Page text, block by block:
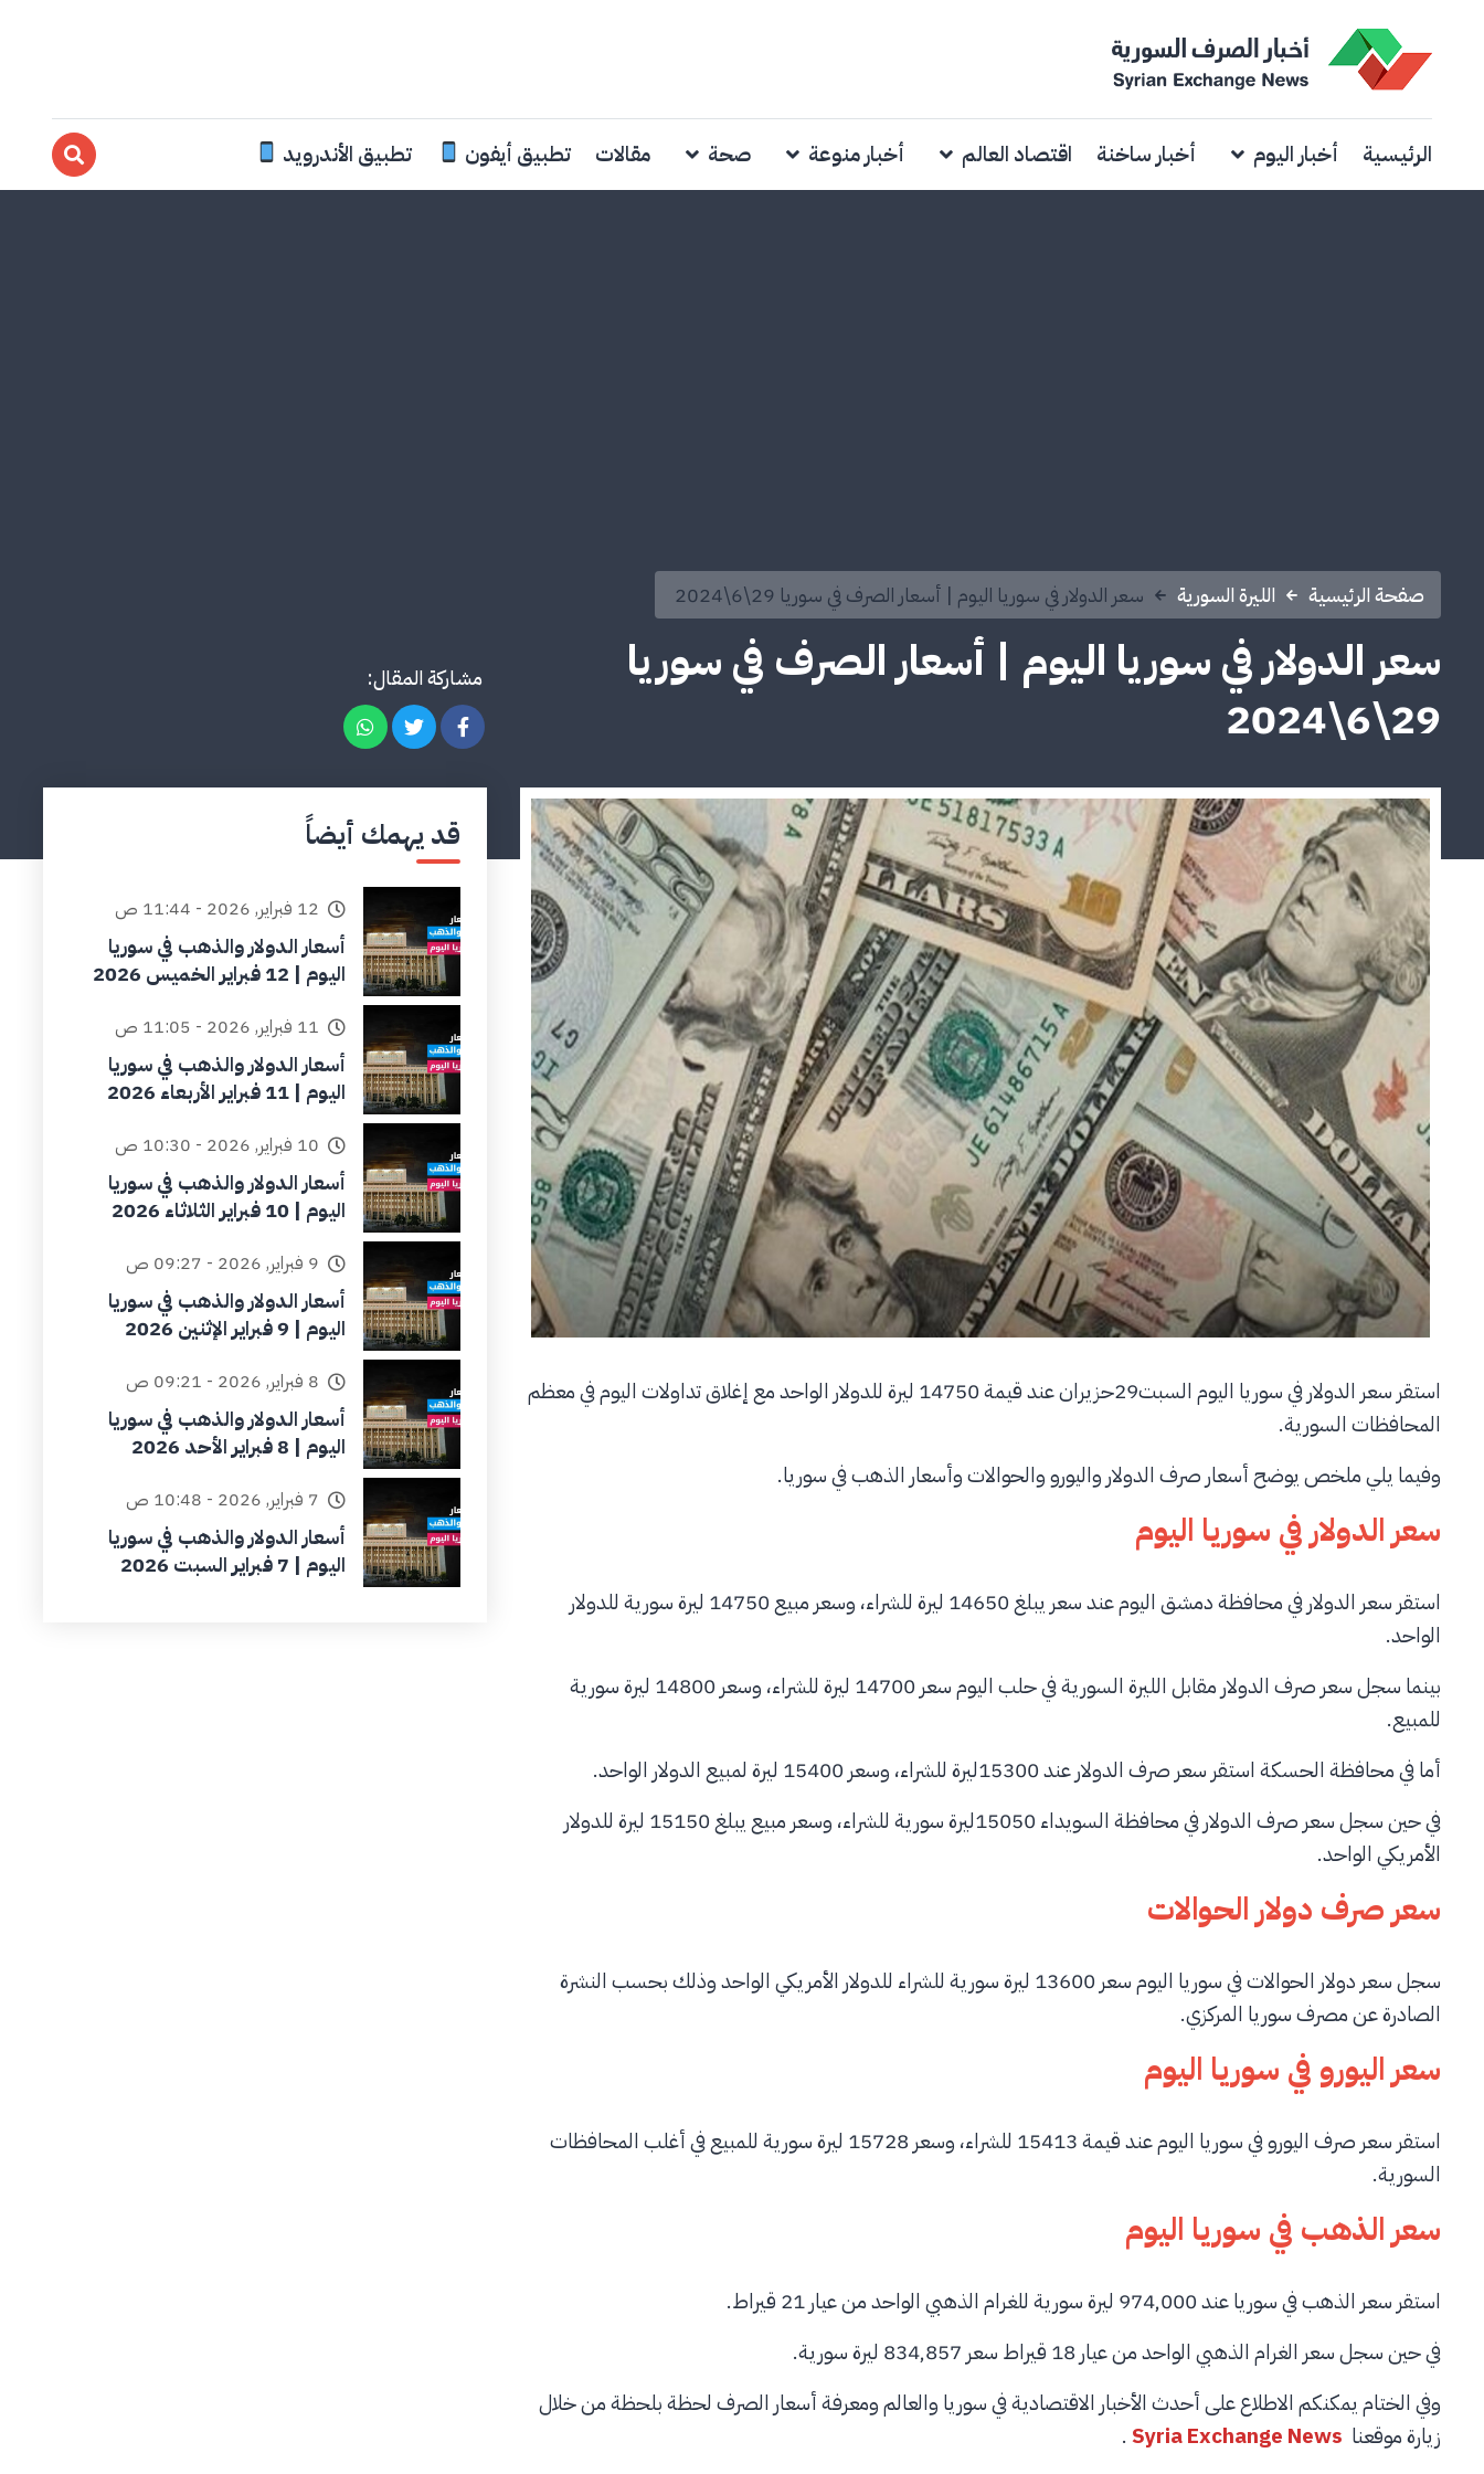
الرئيسية أخبار اليوم أخبار ساخنة اقتصاد العالم أخبار منوعة صحة مقالات تطبيق أيفون تطبيق الأندرويد
صفحة الرئيسية الليرة السورية سعر الدولار في سوريا اليوم | أسعار الصرف في سوريا 29\6\2024
سعر الدولار في سوريا اليوم | أسعار الصرف في سوريا
29\6\2024
مشاركة المقال:
استقر سعر الدولار في سوريا اليوم السبت29حزيران عند قيمة 14750 ليرة للدولار الواحد مع إغلاق تداولات اليوم في معظم
المحافظات السورية.
وفيما يلي ملخص يوضح أسعار صرف الدولار واليورو والحوالات وأسعار الذهب في سوريا.
سعر الدولار في سوريا اليوم
استقر سعر الدولار في محافظة دمشق اليوم عند سعر يبلغ 14650 ليرة للشراء، وسعر مبيع 14750 ليرة سورية للدولار
الواحد.
بينما سجل سعر صرف الدولار مقابل الليرة السورية في حلب اليوم سعر 14700 ليرة للشراء، وسعر 14800 ليرة سورية
للمبيع.
أما في محافظة الحسكة استقر سعر صرف الدولار عند 15300ليرة للشراء، وسعر 15400 ليرة لمبيع الدولار الواحد.
في حين سجل سعر صرف الدولار في محافظة السويداء 15050ليرة سورية للشراء، وسعر مبيع يبلغ 15150 ليرة للدولار
الأمريكي الواحد.
سعر صرف دولار الحوالات
سجل سعر دولار الحوالات في سوريا اليوم سعر 13600 ليرة سورية للشراء للدولار الأمريكي الواحد وذلك بحسب النشرة
الصادرة عن مصرف سوريا المركزي.
سعر اليورو في سوريا اليوم
استقر سعر صرف اليورو في سوريا اليوم عند قيمة 15413 للشراء، وسعر 15728 ليرة سورية للمبيع في أغلب المحافظات
السورية.
سعر الذهب في سوريا اليوم
استقر سعر الذهب في سوريا عند 974,000 ليرة سورية للغرام الذهبي الواحد من عيار 21 قيراط.
في حين سجل سعر الغرام الذهبي الواحد من عيار 18 قيراط سعر 834,857 ليرة سورية.
وفي الختام يمكنكم الاطلاع على أحدث الأخبار الاقتصادية في سوريا والعالم ومعرفة أسعار الصرف لحظة بلحظة من خلال
زيارة موقعنا Syria Exchange News
.
قد يهمك أيضاً
12 فبراير, 2026 - 11:44 ص
أسعار الدولار والذهب في سوريا
اليوم | 12 فبراير الخميس 2026
11 فبراير, 2026 - 11:05 ص
أسعار الدولار والذهب في سوريا
اليوم | 11 فبراير الأربعاء 2026
10 فبراير, 2026 - 10:30 ص
أسعار الدولار والذهب في سوريا
اليوم | 10 فبراير الثلاثاء 2026
9 فبراير, 2026 - 09:27 ص
أسعار الدولار والذهب في سوريا
اليوم | 9 فبراير الإثنين 2026
8 فبراير, 2026 - 09:21 ص
أسعار الدولار والذهب في سوريا
اليوم | 8 فبراير الأحد 2026
7 فبراير, 2026 - 10:48 ص
أسعار الدولار والذهب في سوريا
اليوم | 7 فبراير السبت 2026